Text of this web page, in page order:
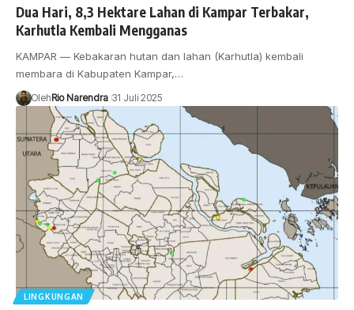
Dua Hari, 8,3 Hektare Lahan di Kampar Terbakar,
Karhutla Kembali Mengganas
KAMPAR — Kebakaran hutan dan lahan (Karhutla) kembali
membara di Kabupaten Kampar,…
OlehRio Narendra 31 Juli 2025
LINGKUNGAN